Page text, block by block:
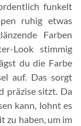
funkelt
ruhig etwas
Farben
Look stimmig
du die Farbe
auf. Das sorgt
präzise sitzt. Da
kann, lohnt es
zu haben, um im